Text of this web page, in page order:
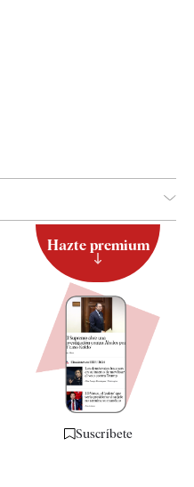
Hazte premium
Suscríbete